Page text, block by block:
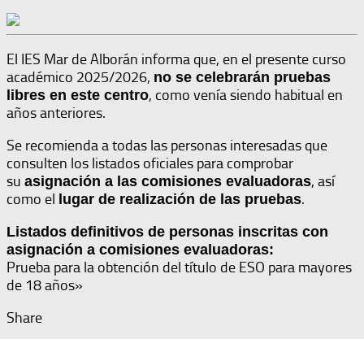
El IES Mar de Alborán informa que, en el presente curso
académico 2025/2026, no se celebrarán pruebas
libres en este centro, como venía siendo habitual en
años anteriores.
Se recomienda a todas las personas interesadas que
consulten los listados oficiales para comprobar
su asignación a las comisiones evaluadoras, así
como el lugar de realización de las pruebas.
Listados definitivos de personas inscritas con
asignación a comisiones evaluadoras:
Prueba para la obtención del título de ESO para mayores
de 18 años»
Share